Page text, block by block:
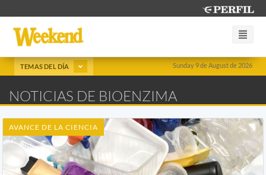
Sunday 9 de August de 2026
TEMAS DEL DÍA
NOTICIAS DE BIOENZIMA
AVANCE DE LA CIENCIA